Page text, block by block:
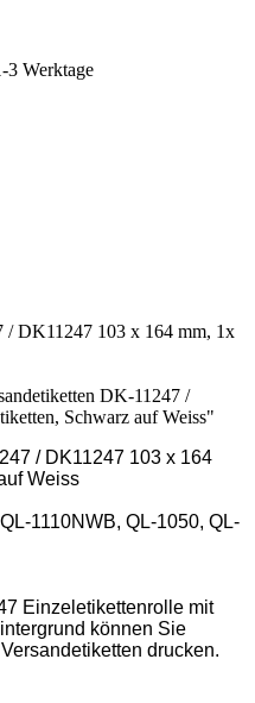
3 Werktage
/ DK11247 103 x 164 mm, 1x
DK-11247 /
Schwarz auf Weiss"
/ DK11247 103 x 164
Weiss
1110NWB, QL-1050, QL-
Einzeletikettenrolle mit
können Sie
drucken.